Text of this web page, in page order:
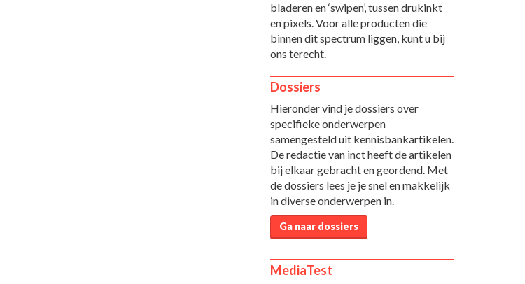
bladeren en ‘swipen’, tussen drukinkt
en pixels. Voor alle producten die
binnen dit spectrum liggen, kunt u bij
ons terecht.
Dossiers
Hieronder vind je dossiers over
specifieke onderwerpen
samengesteld uit kennisbankartikelen.
De redactie van inct heeft de artikelen
bij elkaar gebracht en geordend. Met
de dossiers lees je je snel en makkelijk
in diverse onderwerpen in.
Ga naar dossiers
MediaTest